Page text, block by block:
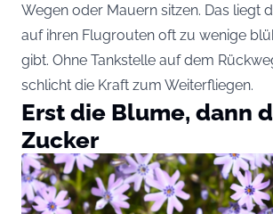
Wegen oder Mauern sitzen. Das liegt
auf ihren Flugrouten oft zu wenige
gibt. Ohne Tankstelle auf dem
schlicht die Kraft zum Weiterfliegen.
Erst die Blume, dann
Zucker